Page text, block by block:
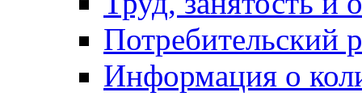
Потребительский
Информация о